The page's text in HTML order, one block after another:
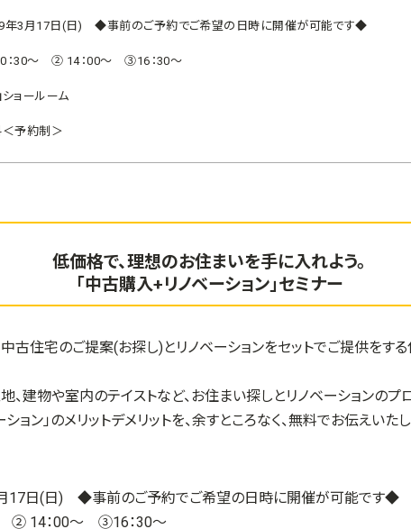
年3月17日(日) ◆事前のご予約でご希望の日時に開催が可能です◆
：30～ ② 14：00～ ③16：30～
ョールーム
予約制＞
低価格で、理想のお住まいを手に入れよう。
「中古購入+リノベーション」セミナー
、中古住宅のご提案(お探し)とリノベーションをセットでご提供をす
、建物や室内のテイストなど、お住まい探しとリノベーションのプ
ョン」のメリットデメリットを、余すところなく、無料でお伝えいたし
17日(日) ◆事前のご予約でご希望の日時に開催が可能です◆
② 14：00～ ③16：30～